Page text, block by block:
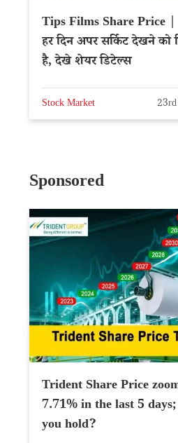
Tips Films Share Price | शेयर में
हर दिन अपर सर्किट देखने को
है, देखे शेयर डिटेल्स
Stock Market
Sponsored
Trident Share Price
7.71% in the last 5
you hold?